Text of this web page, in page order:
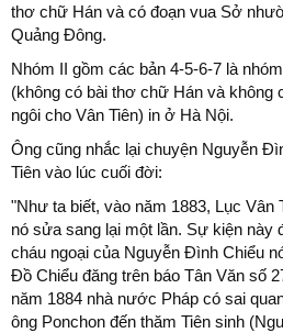
thơ chữ Hán và có đoạn vua Sở
Quảng Đông.
Nhóm II gồm các bản 4-5-6-7 là
(không có bài thơ chữ Hán và không
ngôi cho Vân Tiên) in ở Hà Nội.
Ông cũng nhắc lại chuyện Nguyễn
Tiên vào lúc cuối đời:
"Như ta biết, vào năm 1883, Lục
nó sửa sang lại một lần. Sự kiện này
cháu ngoại của Nguyễn Đình Chiểu
Đồ Chiểu đăng trên báo Tân Văn số
năm 1884 nhà nước Pháp có sai
ông Ponchon đến thăm Tiên sinh